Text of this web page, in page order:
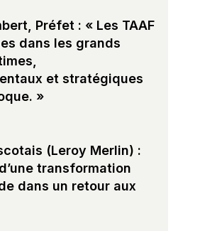
Préfet : « Les TAAF
dans les grands
et stratégiques
»
(Leroy Merlin) :
transformation
dans un retour aux